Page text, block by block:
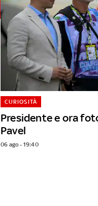
Presidente e ora
Pavel
CURIOSITÀ
06 ago - 19:40